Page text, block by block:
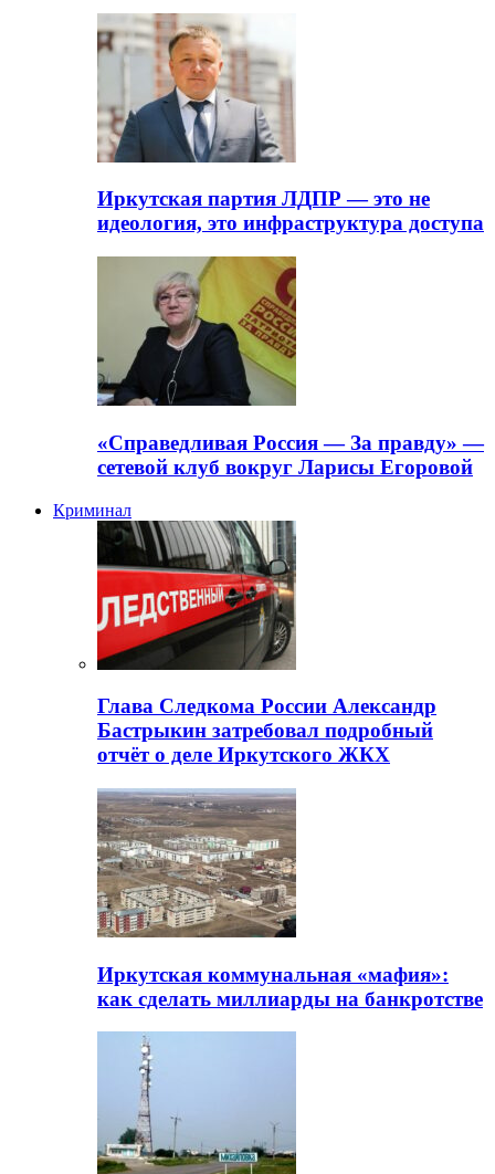
Иркутская партия ЛДПР — это не
идеология, это инфраструктура доступа
«Справедливая Россия — За правду» —
сетевой клуб вокруг Ларисы Егоровой
Криминал
Глава Следкома России Александр
Бастрыкин затребовал подробный
отчёт о деле Иркутского ЖКХ
Иркутская коммунальная «мафия»:
как сделать миллиарды на банкротстве